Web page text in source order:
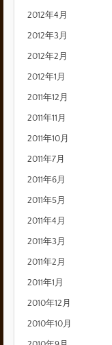
2012年4月
2012年3月
2012年2月
2012年1月
2011年12月
2011年11月
2011年10月
2011年7月
2011年6月
2011年5月
2011年4月
2011年3月
2011年2月
2011年1月
2010年12月
2010年10月